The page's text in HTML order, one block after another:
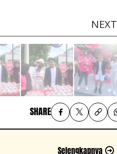
NEXT
SHARE
Selengkapnya